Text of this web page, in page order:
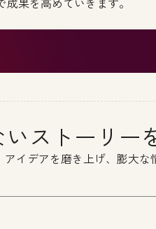
ストーリー
イデアを磨き上げ、膨大